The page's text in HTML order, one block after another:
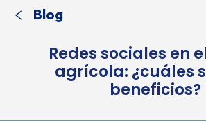
Blog
Redes sociales en
agrícola: ¿cuáles
beneficios?